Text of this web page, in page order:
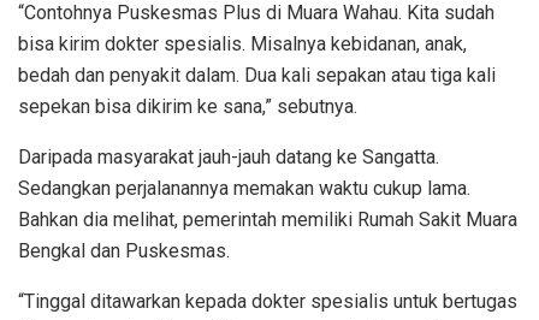
“Contohnya Puskesmas Plus di Muara Wahau. Kita sudah
bisa kirim dokter spesialis. Misalnya kebidanan, anak,
bedah dan penyakit dalam. Dua kali sepakan atau tiga kali
sepekan bisa dikirim ke sana,” sebutnya.
Daripada masyarakat jauh-jauh datang ke Sangatta.
Sedangkan perjalanannya memakan waktu cukup lama.
Bahkan dia melihat, pemerintah memiliki Rumah Sakit Muara
Bengkal dan Puskesmas.
“Tinggal ditawarkan kepada dokter spesialis untuk bertugas